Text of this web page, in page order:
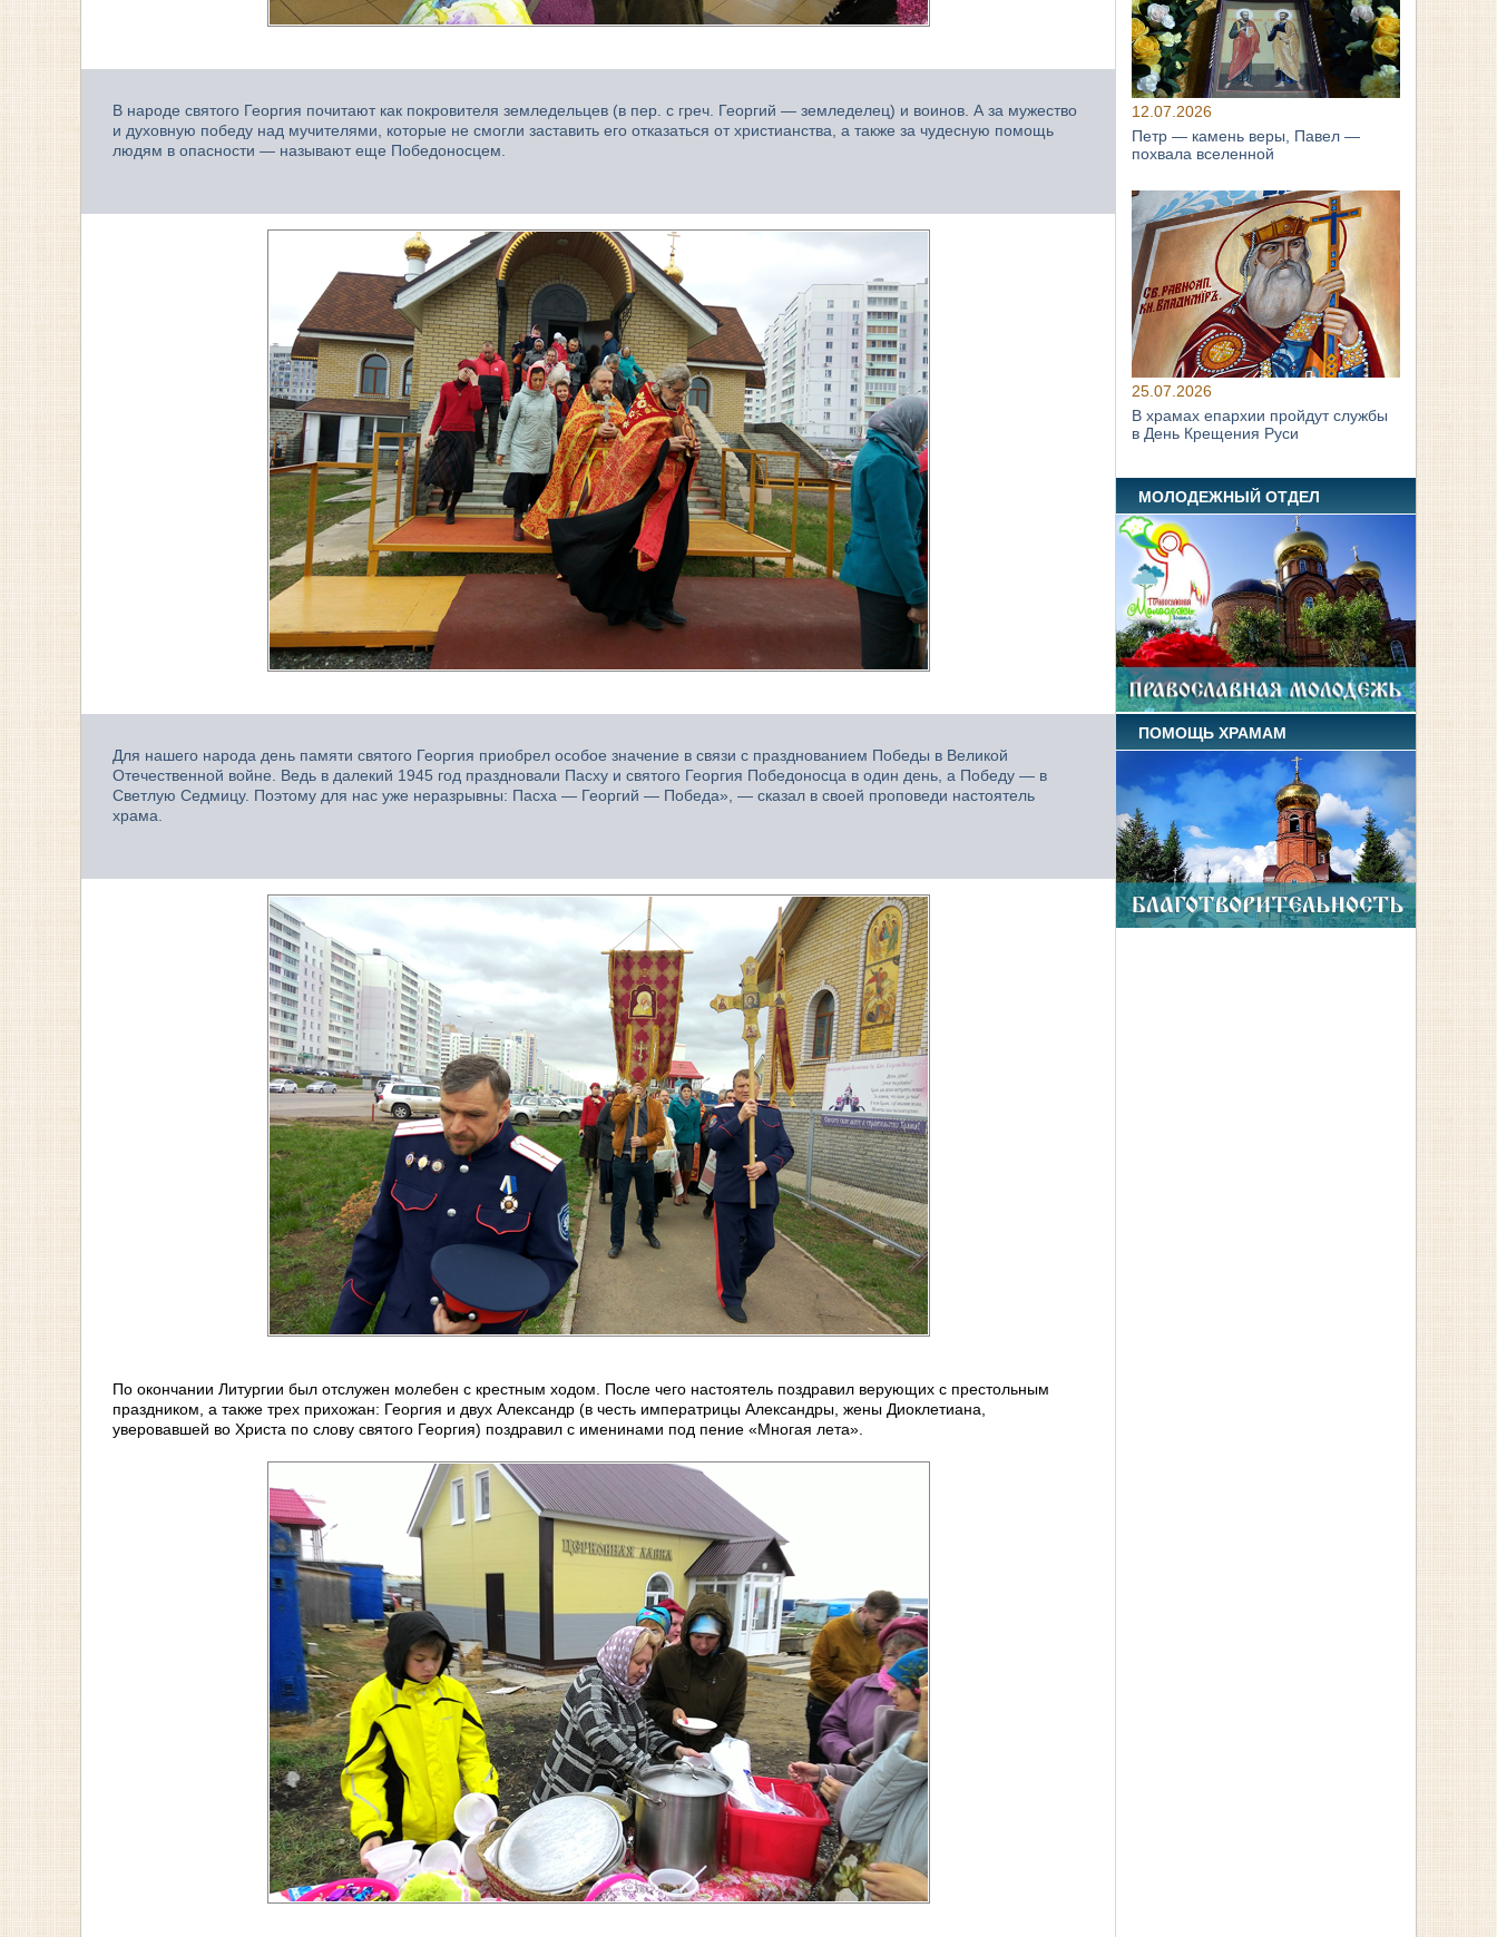
В народе святого Георгия почитают как покровителя земледельцев (в пер. с греч. Георгий — земледелец) и воинов. А за мужество
и духовную победу над мучителями, которые не смогли заставить его отказаться от христианства, а также за чудесную помощь
людям в опасности — называют еще Победоносцем.
Для нашего народа день памяти святого Георгия приобрел особое значение в связи с празднованием Победы в Великой
Отечественной войне. Ведь в далекий 1945 год праздновали Пасху и святого Георгия Победоносца в один день, а Победу — в
Светлую Седмицу. Поэтому для нас уже неразрывны: Пасха — Георгий — Победа», — сказал в своей проповеди настоятель
храма.
По окончании Литургии был отслужен молебен с крестным ходом. После чего настоятель поздравил верующих с престольным
праздником, а также трех прихожан: Георгия и двух Александр (в честь императрицы Александры, жены Диоклетиана,
уверовавшей во Христа по слову святого Георгия) поздравил с именинами под пение «Многая лета».
12.07.2026
Петр — камень веры, Павел —
похвала вселенной
25.07.2026
В храмах епархии пройдут службы
в День Крещения Руси
МОЛОДЕЖНЫЙ ОТДЕЛ
ПОМОЩЬ ХРАМАМ